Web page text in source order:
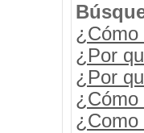
¿Cómo
¿Por
¿Por
¿Cómo
¿Como